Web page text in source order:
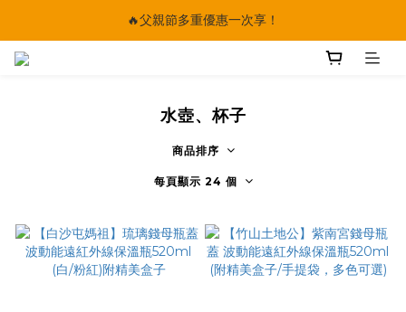
🔥父親節多重優惠一次享！
🔥父親節多重優惠一次享！
🔥父親節多重優惠一次享！
水壺、杯子
商品排序
每頁顯示 24 個